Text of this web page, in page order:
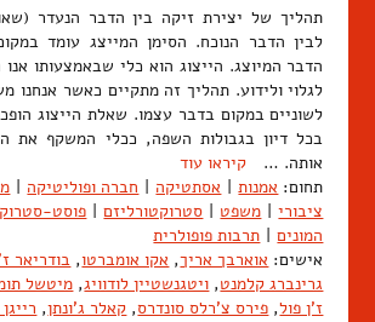
תהליך של יצירת זיקה בין הדבר הנעדר
לבין הדבר הנוכח. הסימן המייצג עומד
הדבר המיוצג. הייצוג הוא כלי שבאמצעותו אנו
לגלוי ולידוע. תהליך זה מתקיים כאשר אנחנו
לשוניים במקום בדבר עצמו. שאלת הייצוג
בכל דיון בגבולות השפה, ככלי המשקף את
אותה. … קיראו עוד
תחום: אמנות אסתטיקה חברה ופוליטיקה
ציבורי
משפט סטרוקטורליזם פוסט-
המונים
תרבות פופולרית
אישים: אוארבך אריך, אקו אומברטו, בודריאר
גרינברג קלמנט, ויטגנשטיין לודוויג, מיטשל
ז'ן פול, פירס צ'רלס סונדרס, קאלר ג'ונתן,